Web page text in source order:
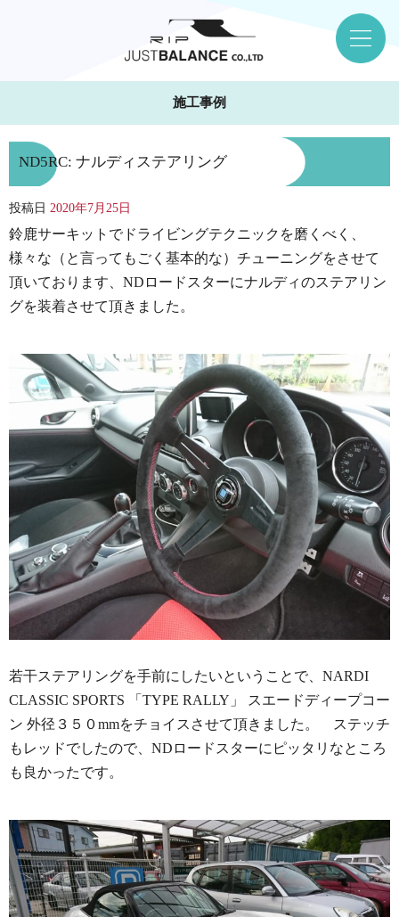
施工事例
ND5RC: ナルディステアリング
投稿日 2020年7月25日
鈴鹿サーキットでドライビングテクニックを磨くべく、
様々な（と言ってもごく基本的な）チューニングをさせて
頂いております、NDロードスターにナルディのステアリン
グを装着させて頂きました。
若干ステアリングを手前にしたいということで、NARDI
CLASSIC SPORTS 「TYPE RALLY」 スエードディープコー
ン 外径３５０mmをチョイスさせて頂きました。 ステッチ
もレッドでしたので、NDロードスターにピッタリなところ
も良かったです。